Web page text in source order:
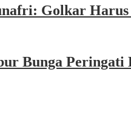
Golkar
Bunga